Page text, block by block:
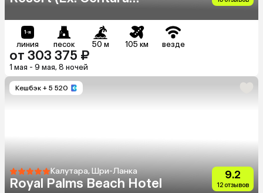
линия песок 50 м 105 км везде
от 303 375 ₽
1 мая - 9 мая, 8 ночей
Кешбэк + 5 520
Калутара, Шри-Ланка
Royal Palms Beach Hotel
9.2
12 отзывов